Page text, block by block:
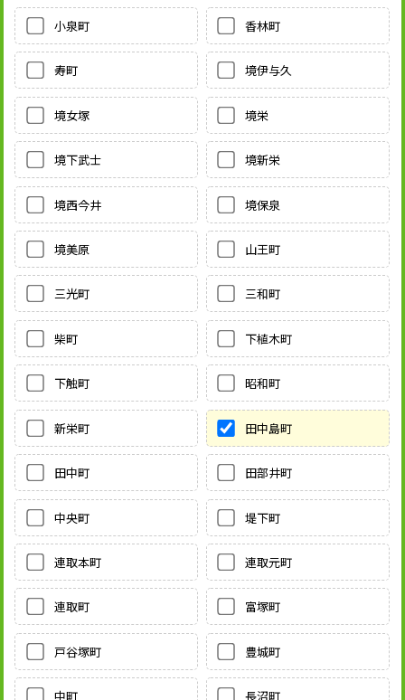
小泉町 香林町
寿町 境伊与久
境女塚 境栄
境下武士 境新栄
境西今井 境保泉
境美原 山王町
三光町 三和町
柴町 下植木町
下触町 昭和町
新栄町 田中島町
田中町 田部井町
中央町 堤下町
連取本町 連取元町
連取町 富塚町
戸谷塚町 豊城町
中町 長沼町